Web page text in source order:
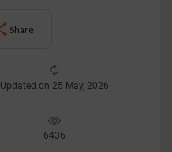
Share
Updated on 25 May, 2026
6436